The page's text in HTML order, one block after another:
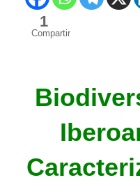
1
Compartir
Ibe